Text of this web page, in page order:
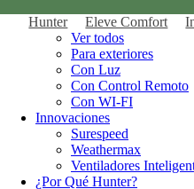
Hunter Eleve Comfort
Ver todos
Para exteriores
Con Luz
Con Control Remoto
Con WI-FI
Innovaciones
Surespeed
Weathermax
Ventiladores
¿Por Qué Hunter?